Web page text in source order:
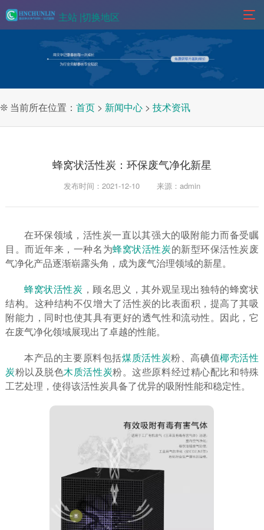
主站 |切换地区
❊ 当前所在位置： 首页 > 新闻中心 > 技术资讯
蜂窝状活性炭：环保废气净化新星
发布时间：2021-12-10 来源：admin
在环保领域，活性炭一直以其强大的吸附能力而备受瞩
目。而近年来，一种名为蜂窝状活性炭的新型环保活性炭废
气净化产品逐渐崭露头角，成为废气治理领域的新星。
蜂窝状活性炭 ，顾名思义，其外观呈现出独特的蜂窝状
结构。这种结构不仅增大了活性炭的比表面积，提高了其吸
附能力，同时也使其具有更好的透气性和流动性。因此，它
在废气净化领域展现出了卓越的性能。
本产品的主要原料包括煤质活性炭粉、高碘值椰壳活性
炭粉以及脱色木质活性炭粉。这些原料经过精心配比和特殊
工艺处理，使得该活性炭具备了优异的吸附性能和稳定性。